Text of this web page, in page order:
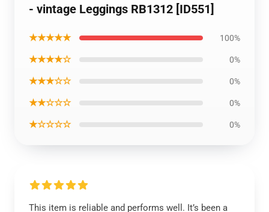
- vintage Leggings RB1312 [ID551]
★★★★★ 100%
★★★★☆ 0%
★★★☆☆ 0%
★★☆☆☆ 0%
★☆☆☆☆ 0%
This item is reliable and performs well. It’s been a